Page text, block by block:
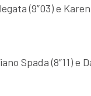
(9”03) e Karen
Spada (8”11) e